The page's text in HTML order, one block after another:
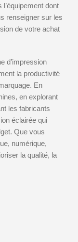
dont
renseigner sur les
de votre achat
d’impression
la productivité
En
en explorant
les fabricants
éclairée qui
Que vous
numérique,
la qualité, la